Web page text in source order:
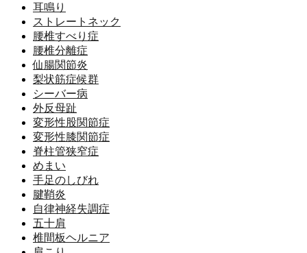
耳鳴り
ストレートネック
腰椎すべり症
腰椎分離症
仙腸関節炎
梨状筋症候群
シーバー病
外反母趾
変形性股関節症
変形性膝関節症
脊柱管狭窄症
めまい
手足のしびれ
腱鞘炎
自律神経失調症
五十肩
椎間板ヘルニア